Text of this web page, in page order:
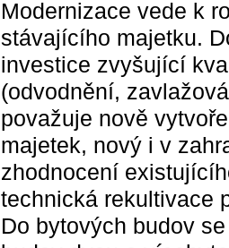
Modernizace vede k
stávajícího majetku.
investice zvyšující
(odvodnění,
považuje nově
majetek, nový i v
zhodnocení
technická rekultivace
Do bytových budov